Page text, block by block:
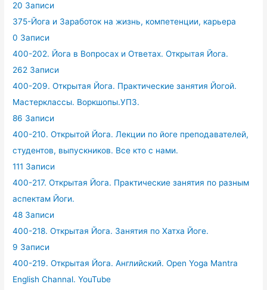
20 Записи
375-Йога и Заработок на жизнь, компетенции, карьера
0 Записи
400-202. Йога в Вопросах и Ответах. Открытая Йога.
262 Записи
400-209. Открытая Йога. Практические занятия Йогой.
Мастерклассы. Воркшопы.УПЗ.
86 Записи
400-210. Открытой Йога. Лекции по йоге преподавателей,
студентов, выпускников. Все кто с нами.
111 Записи
400-217. Открытая Йога. Практические занятия по разным
аспектам Йоги.
48 Записи
400-218. Открытая Йога. Занятия по Хатха Йоге.
9 Записи
400-219. Открытая Йога. Английский. Open Yoga Mantra
English Channal. YouTube